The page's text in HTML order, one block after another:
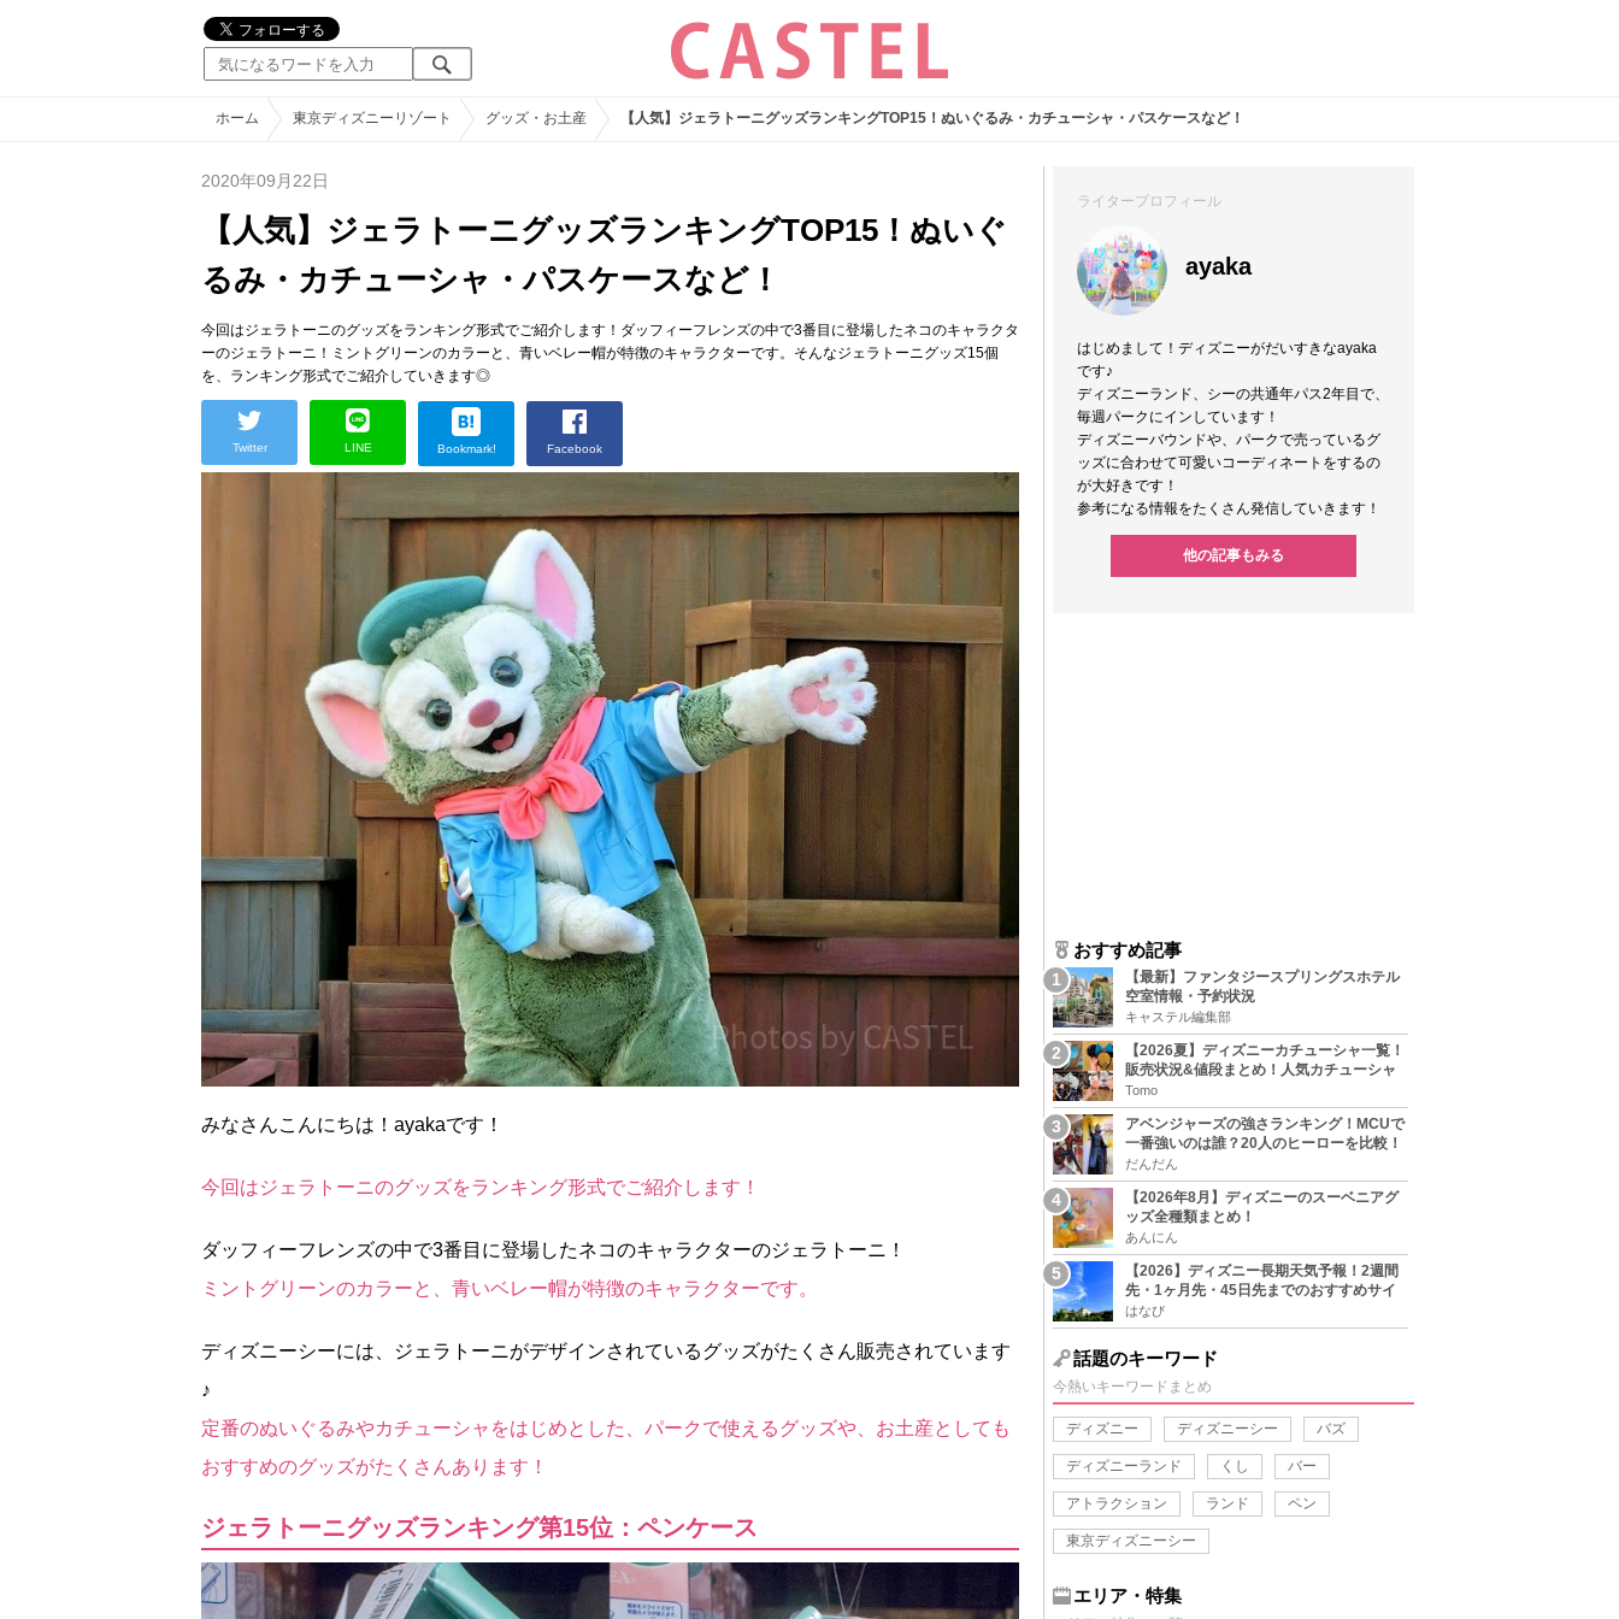
ホーム 東京ディズニーリゾート グッズ・お土産 【人気】ジェラトーニグッズランキングTOP15！ぬいぐるみ・カチューシャ・パスケースなど！
2020年09月22日
【人気】ジェラトーニグッズランキングTOP15！ぬいぐ
るみ・カチューシャ・パスケースなど！
今回はジェラトーニのグッズをランキング形式でご紹介します！ダッフィーフレンズの中で3番目に登場したネコのキャラクタ
ーのジェラトーニ！ミントグリーンのカラーと、青いベレー帽が特徴のキャラクターです。そんなジェラトーニグッズ15個
を、ランキング形式でご紹介していきます◎
Twitter LINE Bookmark! Facebook
みなさんこんにちは！ayakaです！
今回はジェラトーニのグッズをランキング形式でご紹介します！
ダッフィーフレンズの中で3番目に登場したネコのキャラクターのジェラトーニ！
ミントグリーンのカラーと、青いベレー帽が特徴のキャラクターです。
ディズニーシーには、ジェラトーニがデザインされているグッズがたくさん販売されています
♪
定番のぬいぐるみやカチューシャをはじめとした、パークで使えるグッズや、お土産としても
おすすめのグッズがたくさんあります！
ジェラトーニグッズランキング第15位：ペンケース
ライタープロフィール
ayaka
はじめまして！ディズニーがだいすきなayaka
です♪
ディズニーランド、シーの共通年パス2年目で、
毎週パークにインしています！
ディズニーバウンドや、パークで売っているグ
ッズに合わせて可愛いコーディネートをするの
が大好きです！
参考になる情報をたくさん発信していきます！
他の記事もみる
おすすめ記事
【最新】ファンタジースプリングスホテル
空室情報・予約状況
キャステル編集部
【2026夏】ディズニーカチューシャ一覧！
販売状況&値段まとめ！人気カチューシャ
をチェック
Tomo
アベンジャーズの強さランキング！MCUで
一番強いのは誰？20人のヒーローを比較！
だんだん
【2026年8月】ディズニーのスーベニアグ
ッズ全種類まとめ！
あんにん
【2026】ディズニー長期天気予報！2週間
先・1ヶ月先・45日先までのおすすめサイ
ト＆アプリまとめ！
はなび
話題のキーワード
今熱いキーワードまとめ
ディズニー ディズニーシー バズ
ディズニーランド くし バー
アトラクション ランド ペン
東京ディズニーシー
エリア・特集